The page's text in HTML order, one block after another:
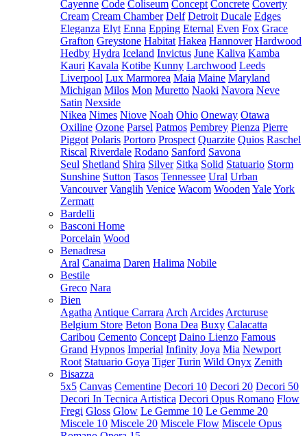
Cayenne Code Coliseum Concept Concrete Coverty
Cream Cream Chamber Delf Detroit Ducale Edges
Eleganza Elyt Enna Epping Eternal Even Fox Grace
Grafton Greystone Habitat Hakea Hannover Hardwood
Hedby Hydra Iceland Invictus June Kaliva Kamba
Kauri Kavala Kotibe Kunny Larchwood Leeds
Liverpool Lux Marmorea Maia Maine Maryland
Michigan Milos Mon Muretto Naoki Navora Neve
Satin Nexside
Nikea Nimes Niove Noah Ohio Oneway Otawa
Oxiline Ozone Parsel Patmos Pembrey Pienza Pierre
Piggot Polaris Portoro Prospect Quarzite Quios Raschel
Riscal Riverdale Rodano Sanford Savona
Seul Shetland Shira Silver Sitka Solid Statuario Storm
Sunshine Sutton Tasos Tennessee Ural Urban
Vancouver Vanglih Venice Wacom Wooden YaleYork
Zermatt
Bardelli
Basconi Home
Porcelain Wood
Benadresa
Aral Canaima Daren Halima Nobile
Bestile
Greco Nara
Bien
Agatha Antique Carrara Arch Arcides Arcturuse
Belgium Store Beton Bona Dea Buxy Calacatta
Caribou Cemento Concept Daino Lienzo Famous
Grand Hypnos Imperial Infinity Joya Mia Newport
Root Statuario Goya Tiger Turin Wild Onyx Zenith
Bisazza
5x5 Canvas Cementine Decori 10 Decori 20 Decori 50
Decori In Tecnica Artistica Decori Opus Romano Flow
Fregi Gloss Glow Le Gemme 10 Le Gemme 20
Miscele 10 Miscele 20 Miscele Flow Miscele Opus